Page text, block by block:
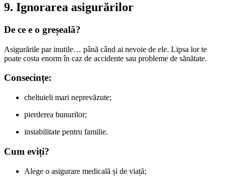
9. Ignorarea asigurărilor
De ce e o greșeală?
Asigurările par inutile… până când ai nevoie de ele. Lipsa lor te
poate costa enorm în caz de accidente sau probleme de sănătate.
Consecințe:
cheltuieli mari neprevăzute;
pierderea bunurilor;
instabilitate pentru familie.
Cum eviți?
Alege o asigurare medicală și de viață;